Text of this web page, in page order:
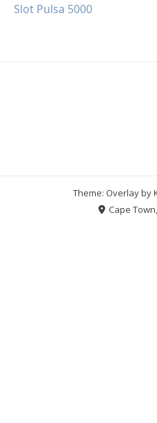
Slot Pulsa 5000
Theme: Overlay by
Cape